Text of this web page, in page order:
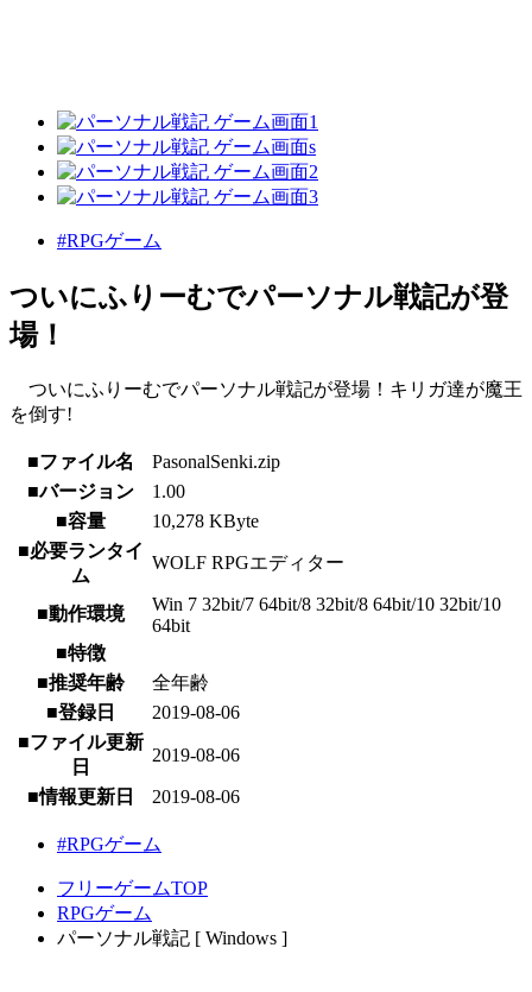
#RPGゲーム
ついにふりーむでパーソナル戦記が登
場！
ついにふりーむでパーソナル戦記が登場！キリガ達が魔王
を倒す!
■ファイル名
PasonalSenki.zip
■バージョン
1.00
■容量
10,278 KByte
■必要ランタイ
ム
WOLF RPGエディター
■動作環境
Win 7 32bit/7 64bit/8 32bit/8 64bit/10 32bit/10
64bit
■特徴
■推奨年齢
全年齢
■登録日
2019-08-06
■ファイル更新
日
2019-08-06
■情報更新日 2019-08-06
#RPGゲーム
フリーゲームTOP
RPGゲーム
パーソナル戦記 [ Windows ]